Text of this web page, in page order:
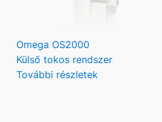
Omega OS2000
Külső tokos rendszer
További részletek